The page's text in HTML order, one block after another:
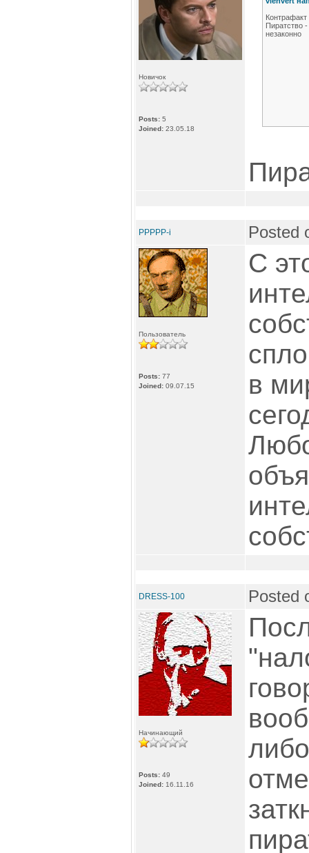
Новичок
Posts: 5
Joined: 23.05.18
Контрафакт
Пиратство
незаконно
PPPPP-i Posted
Пользователь
Posts: 77
Joined: 09.07.15
С
в
DRESS-100 Posted
Начинающий
Posts: 49
Joined: 16.11.16